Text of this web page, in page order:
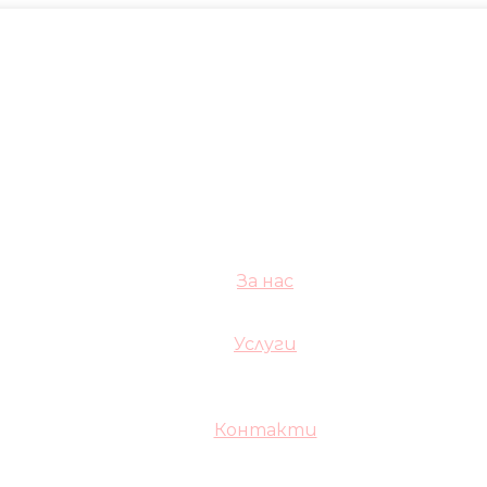
За нас
Услуги
Контакти